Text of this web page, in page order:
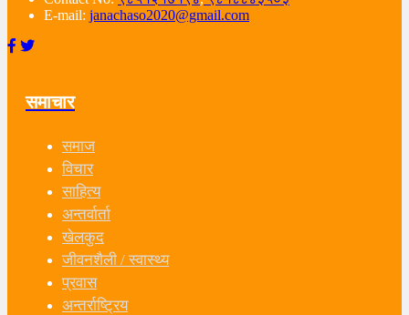
E-mail: janachaso2020@gmail.com
समाचार
समाज
विचार
साहित्य
अन्तर्वार्ता
खेलकुद
जीवनशैली / स्वास्थ्य
प्रवास
अन्तर्राष्ट्रिय